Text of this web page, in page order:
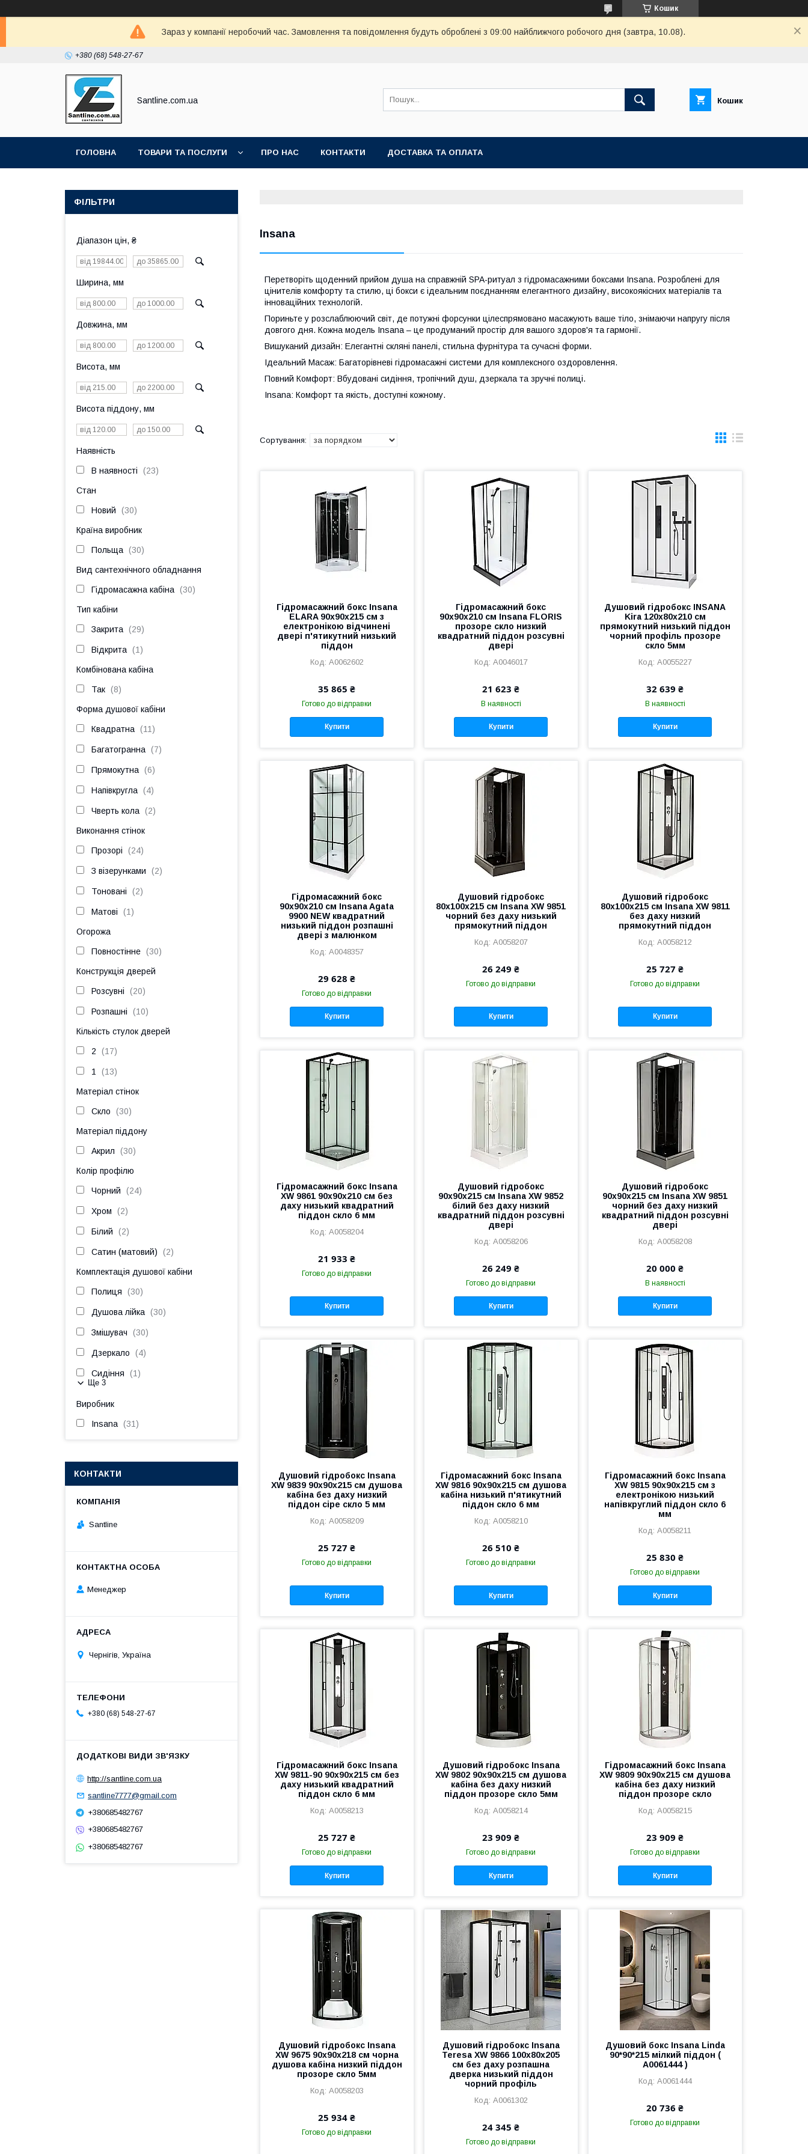
Кошик
Зараз у компанії неробочий час. Замовлення та повідомлення будуть оброблені з 09:00 найближчого робочого дня (завтра, 10.08).
+380 (68) 548-27-67
Santline.com.ua Кошик
ГОЛОВНА ТОВАРИ ТА ПОСЛУГИ ПРО НАС КОНТАКТИ ДОСТАВКА ТА ОПЛАТА
Insana
Перетворіть щоденний прийом душа на справжній SPA-ритуал з гідромасажними боксами Insana. Розроблені для
цінителів комфорту та стилю, ці бокси є ідеальним поєднанням елегантного дизайну, високоякісних матеріалів та
інноваційних технологій.
Пориньте у розслаблюючий світ, де потужні форсунки цілеспрямовано масажують ваше тіло, знімаючи напругу після
довгого дня. Кожна модель Insana – це продуманий простір для вашого здоров'я та гармонії.
Вишуканий дизайн: Елегантні скляні панелі, стильна фурнітура та сучасні форми.
Ідеальний Масаж: Багаторівневі гідромасажні системи для комплексного оздоровлення.
Повний Комфорт: Вбудовані сидіння, тропічний душ, дзеркала та зручні полиці.
Insana: Комфорт та якість, доступні кожному.
Гідромасажний бокс Insana
ELARA 90х90х215 см з
електронікою відчинені
двері п'ятикутний низький
піддон
А0062602
35 865 ₴
Готово до відправки
Купити
Гідромасажний бокс
90x90x210 см Insana FLORIS
прозоре скло низкий
квадратний піддон розсувні
двері
А0046017
21 623 ₴
В наявності
Купити
Душовий гідробокс INSANA
Kira 120х80х210 см
прямокутний низький піддон
чорний профіль прозоре
скло 5мм
А0055227
32 639 ₴
В наявності
Купити
Гідромасажний бокс
90x90x210 см Insana Agata
9900 NEW квадратний
низький піддон розпашні
двері з малюнком
А0048357
29 628 ₴
Готово до відправки
Купити
Душовий гідробокс
80х100х215 см Insana XW 9851
чорний без даху низький
прямокутний піддон
А0058207
26 249 ₴
Готово до відправки
Купити
Душовий гідробокс
80х100х215 см Insana XW 9811
без даху низкий
прямокутний піддон
А0058212
25 727 ₴
Готово до відправки
Купити
Гідромасажний бокс Insana
XW 9861 90х90х210 см без
даху низький квадратний
піддон скло 6 мм
А0058204
21 933 ₴
Готово до відправки
Купити
Душовий гідробокс
90х90х215 см Insana XW 9852
білий без даху низкий
квадратний піддон розсувні
двері
А0058206
26 249 ₴
Готово до відправки
Купити
Душовий гідробокс
90х90х215 см Insana XW 9851
чорний без даху низкий
квадратний піддон розсувні
двері
А0058208
20 000 ₴
В наявності
Купити
Душовий гідробокс Insana
XW 9839 90х90х215 см душова
кабіна без даху низкий
піддон сіре скло 5 мм
А0058209
25 727 ₴
Готово до відправки
Купити
Гідромасажний бокс Insana
XW 9816 90х90х215 см душова
кабіна низький п'ятикутний
піддон скло 6 мм
А0058210
26 510 ₴
Готово до відправки
Купити
Гідромасажний бокс Insana
XW 9815 90х90х215 см з
електронікою низький
напівкруглий піддон скло 6
мм
А0058211
25 830 ₴
Готово до відправки
Купити
Гідромасажний бокс Insana
XW 9811-90 90х90х215 см без
даху низький квадратний
піддон скло 6 мм
А0058213
25 727 ₴
Готово до відправки
Купити
Душовий гідробокс Insana
XW 9802 90х90х215 см душова
кабіна без даху низкий
піддон прозоре скло 5мм
А0058214
23 909 ₴
Готово до відправки
Купити
Гідромасажний бокс Insana
XW 9809 90х90х215 см душова
кабіна без даху низкий
піддон прозоре скло
А0058215
23 909 ₴
Готово до відправки
Купити
Душовий гідробокс Insana
XW 9675 90х90х218 см чорна
душова кабіна низкий піддон
прозоре скло 5мм
А0058203
25 934 ₴
Готово до відправки
Душовий гідробокс Insana
Teresa XW 9866 100х80х205
см без даху розпашна
дверка низький піддон
чорний профіль
А0061302
24 345 ₴
Готово до відправки
Душовий бокс Insana Linda
90*90*215 мілкий піддон (
А0061444 )
А0061444
20 736 ₴
Готово до відправки
ФІЛЬТРИ
Діапазон цін, ₴
Ширина, мм
Довжина, мм
Висота, мм
Висота піддону, мм
Наявність
В наявності 23
Стан
Новий 30
Країна виробник
Польща 30
Вид сантехнічного обладнання
Гідромасажна кабіна 30
Тип кабіни
Закрита 29
Відкрита 1
Комбінована кабіна
Так 8
Форма душової кабіни
Квадратна 11
Багатогранна 7
Прямокутна 6
Напівкругла 4
Чверть кола 2
Виконання стінок
Прозорі 24
З візерунками 2
Тоновані 2
Матові 1
Огорожа
Повностінне 30
Конструкція дверей
Розсувні 20
Розпашні 10
Кількість стулок дверей
2 17
1 13
Матеріал стінок
Скло 30
Матеріал піддону
Акрил 30
Колір профілю
Чорний 24
Хром 2
Білий 2
Сатин (матовий) 2
Комплектація душової кабіни
Полиця 30
Душова лійка 30
Змішувач 30
Дзеркало 4
Сидіння 1
Ще 3
Виробник
Insana 31
КОНТАКТИ
Santline
Менеджер
Чернігів, Україна
+380 (68) 548-27-67
http://santline.com.ua
santline7777@gmail.com
+380685482767
+380685482767
+380685482767